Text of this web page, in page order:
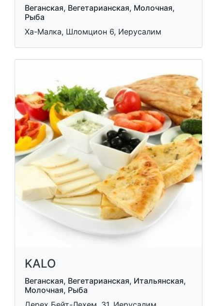
Веганская, Вегетарианская, Молочная,
Рыба
Ха-Малка, Шломцион 6, Иерусалим
KALO
Веганская, Вегетарианская, Итальянская,
Молочная, Рыба